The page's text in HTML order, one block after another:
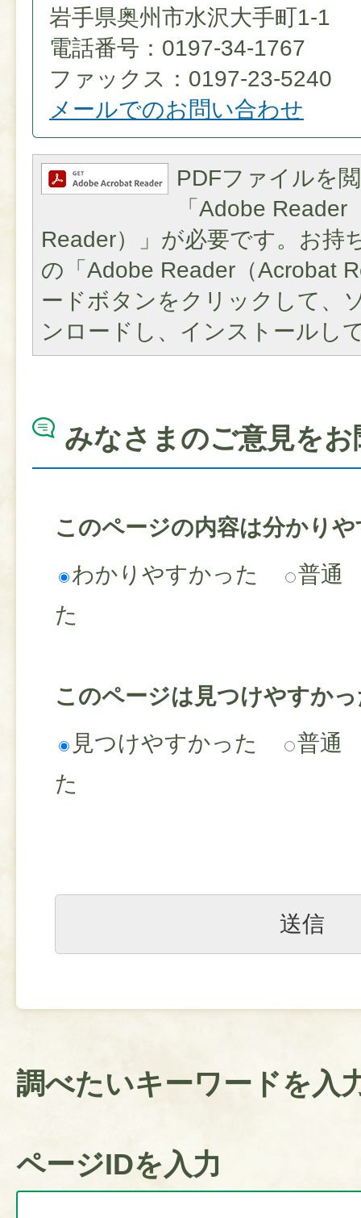
岩手県奥州市水沢大手町1-1
電話番号：0197-34-1767
ファックス：0197-23-5240
メールでのお問い合わせ
PDFファイルを
「Adobe Reader
Reader）」が必要です。お持
の「Adobe Reader（Acrobat
ードボタンをクリックして、
ンロードし、インストールし
みなさまのご意見を
このページの内容は分かり
わかりやすかった
普通
た
このページは見つけやすか
見つけやすかった
普通
た
調べたいキーワードを入
ページIDを入力